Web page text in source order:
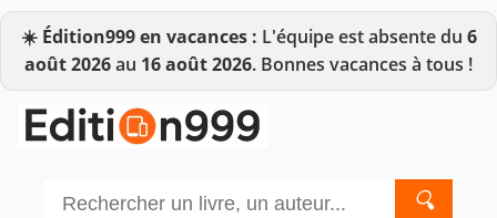
☀️ Édition999 en vacances : L'équipe est absente du 6
août 2026au 16 août 2026. Bonnes vacances à tous !
🔍